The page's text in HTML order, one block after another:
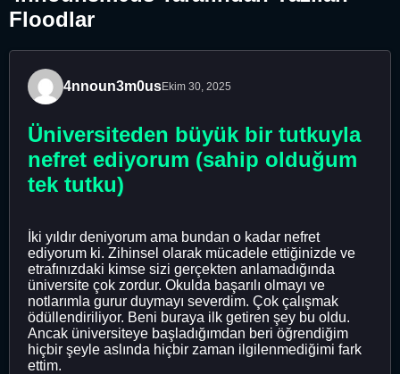
Floodlar
4nnoun3m0usEkim 30, 2025
Üniversiteden büyük bir tutkuyla
nefret ediyorum (sahip olduğum
tek tutku)
İki yıldır deniyorum ama bundan o kadar nefret
ediyorum ki. Zihinsel olarak mücadele ettiğinizde ve
etrafınızdaki kimse sizi gerçekten anlamadığında
üniversite çok zordur. Okulda başarılı olmayı ve
notlarımla gurur duymayı severdim. Çok çalışmak
ödüllendiriliyor. Beni buraya ilk getiren şey bu oldu.
Ancak üniversiteye başladığımdan beri öğrendiğim
hiçbir şeyle aslında hiçbir zaman ilgilenmediğimi fark
ettim.